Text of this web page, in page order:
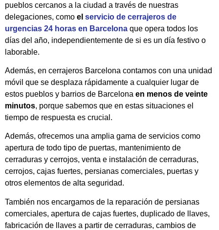
pueblos cercanos a la ciudad a través de nuestras
delegaciones, como el servicio de cerrajeros de
urgencias 24 horas en Barcelona que opera todos los
días del año, independientemente de si es un día festivo o
laborable.
Además, en cerrajeros Barcelona contamos con una unidad
móvil que se desplaza rápidamente a cualquier lugar de
estos pueblos y barrios de Barcelona en menos de veinte
minutos, porque sabemos que en estas situaciones el
tiempo de respuesta es crucial.
Además, ofrecemos una amplia gama de servicios como
apertura de todo tipo de puertas, mantenimiento de
cerraduras y cerrojos, venta e instalación de cerraduras,
cerrojos, cajas fuertes, persianas comerciales, puertas y
otros elementos de alta seguridad.
También nos encargamos de la reparación de persianas
comerciales, apertura de cajas fuertes, duplicado de llaves,
fabricación de llaves a partir de cerraduras, cambios de